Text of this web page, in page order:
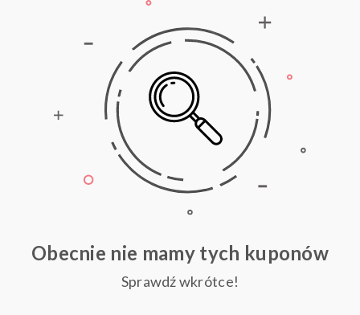
Obecnie nie mamy tych kuponów
Sprawdź wkrótce!